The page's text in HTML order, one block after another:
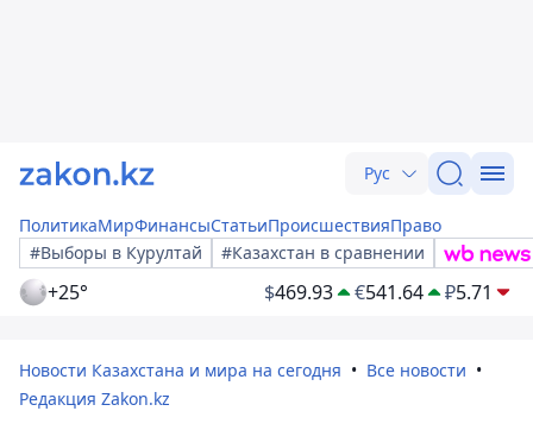
Рус
ПолитикаМирФинансыСтатьиПроисшествияПраво
#Выборы в Курултай
#Казахстан в сравнении
+25° $469.93 €541.64 ₽5.71
Новости Казахстана и мира на сегодня
Все новости
Редакция Zakon.kz